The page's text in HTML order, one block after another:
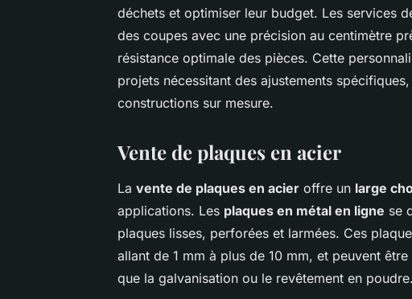
déchets et optimiser leur budget. Les services
des coupes avec une précision au centimètre
résistance optimale des pièces. Cette
projets nécessitant des ajustements
constructions sur mesure.
Vente de plaques en acier
La vente de plaques en acier offre un large
applications. Les plaques en métal en ligne se
plaques lisses, perforées et larmées. Ces
allant de 1 mm à plus de 10 mm, et peuvent
que la galvanisation ou le revêtement en poudre.